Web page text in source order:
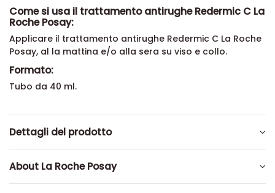
Come si usa il trattamento antirughe Redermic C La
Roche Posay:
Applicare il trattamento antirughe Redermic C La Roche
Posay, al la mattina e/o alla sera su viso e collo.
Formato:
Tubo da 40 ml.
Dettagli del prodotto
About La Roche Posay